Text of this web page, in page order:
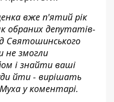
вже п'ятий рік
обраних депутатів-
Святошинського
не змогли
і знайти ваші
йти - вирішать
у коментарі.